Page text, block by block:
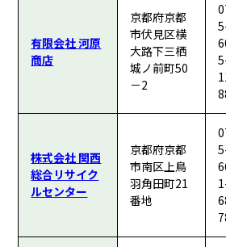
有限会社 河原
商店
京都府京都
市伏見区横
大路下三栖
城ノ前町50
－2
株式会社 関西
総合リサイク
ルセンター
京都府京都
市南区上鳥
羽角田町21
番地